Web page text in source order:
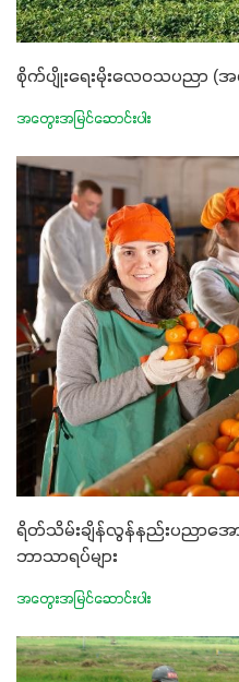
စိုက်ပျိုးရေးမိုးလေဝသပညာ (အ
အတွေးအမြင်ဆောင်းပါး
ရိတ်သိမ်းချိန်လွန်နည်းပညာ
ဘာသာရပ်များ
အတွေးအမြင်ဆောင်းပါး